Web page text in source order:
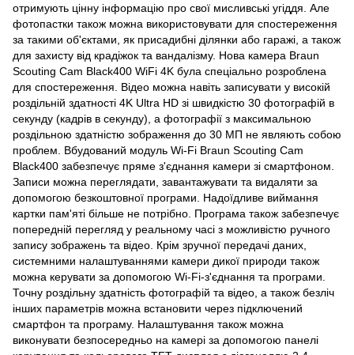
отримують цінну інформацію про свої мисливські угіддя. Але
фотопастки також можна використовувати для спостереження
за такими об'єктами, як присадибні ділянки або гаражі, а також
для захисту від крадіжок та вандалізму. Нова камера Braun
Scouting Cam Black400 WiFi 4K була спеціально розроблена
для спостереження. Відео можна навіть записувати у високій
роздільній здатності 4K Ultra HD зі швидкістю 30 фотографій в
секунду (кадрів в секунду), а фотографії з максимальною
роздільною здатністю зображення до 30 МП не являють собою
проблем. Вбудований модуль Wi-Fi Braun Scouting Cam
Black400 забезпечує пряме з'єднання камери зі смартфоном.
Записи можна переглядати, завантажувати та видаляти за
допомогою безкоштовної програми. Надоїдливе виймання
картки пам'яті більше не потрібно. Програма також забезпечує
попередній перегляд у реальному часі з можливістю ручного
запису зображень та відео. Крім зручної передачі даних,
системними налаштуваннями камери дикої природи також
можна керувати за допомогою Wi-Fi-з'єднання та програми.
Точну роздільну здатність фотографій та відео, а також безліч
інших параметрів можна встановити через підключений
смартфон та програму. Налаштування також можна
виконувати безпосередньо на камері за допомогою панелі